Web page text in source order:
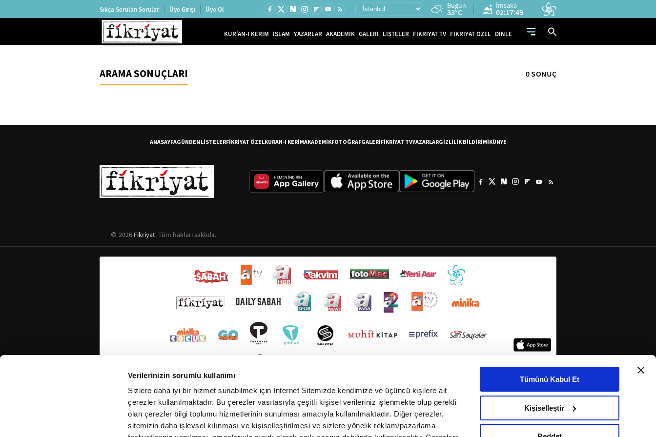
Verilerinizin sorumlu kullanımı
Sizlere daha iyi bir hizmet sunabilmek için İnternet Sitemizde kendimize ve üçüncü kişilere ait
çerezler kullanılmaktadır. Bu çerezler vasıtasıyla çeşitli kişisel verileriniz işlenmekte olup gerekli
olan çerezler bilgi toplumu hizmetlerinin sunulması amacıyla kullanılmaktadır. Diğer çerezler,
sitemizin daha işlevsel kılınması ve kişiselleştirilmesi ve sizlere yönelik reklam/pazarlama
Tümünü Kabul Et
Kişiselleştir
Sıkça Sorulan Sorular Üye Girişi Üye Ol Bugün
33°C
İmsaka
02:17:49
KUR'AN-I KERİM İSLAM YAZARLAR AKADEMİK GALERİ LİSTELER FİKRİYAT TV FİKRİYAT ÖZEL DİNLE
ARAMA SONUÇLARI 0 SONUÇ
ANASAYFAGÜNDEMLİSTELERFİKRİYAT ÖZELKURAN-I KERİMAKADEMİKFOTOĞRAFGALERİFİKRİYAT TVYAZARLARGİZLİLİK BİLDİRİMİKÜNYE
2026 Fikriyat. Tüm hakları saklıdır.